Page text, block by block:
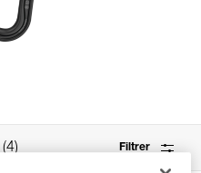
4 Filtrer